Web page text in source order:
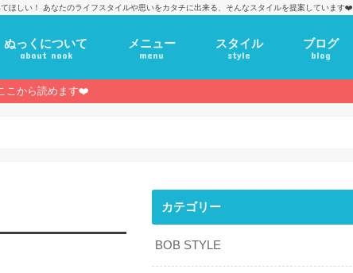
ほしい！ あなたのライフスタイルや思いをカタチに出来る、そんなスタイルを提案しています❤️
ぬっくについて
about nook
メニュー
menu
スタイル
style
ブログ
blog
こから読めます❤️
カテゴリー
BOB STYLE